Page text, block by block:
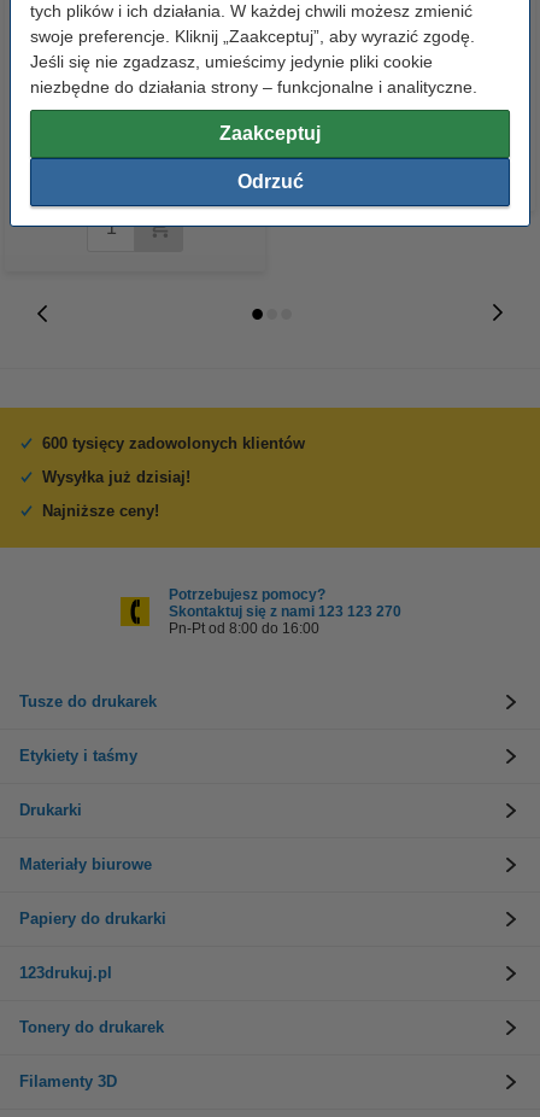
tych plików i ich działania. W każdej chwili możesz zmienić
swoje preferencje. Kliknij „Zaakceptuj”, aby wyrazić zgodę.
Jeśli się nie zgadzasz, umieścimy jedynie pliki cookie
niezbędne do działania strony – funkcjonalne i analityczne.
Zaakceptuj
Odrzuć
Lexmark 14L0174E (Nr 210XL)
tusz czarny, zwiększona
289,00 zł z VAT
Lexmark 14L0175E (Nr 210XL)
tusz niebieski, zwiększona
600 tysięcy zadowolonych klientów
Wysyłka już dzisiaj!
Najniższe ceny!
Potrzebujesz pomocy?
Skontaktuj się z nami 123 123 270
Pn-Pt od 8:00 do 16:00
Tusze do drukarek
Etykiety i taśmy
Drukarki
Materiały biurowe
Papiery do drukarki
123drukuj.pl
Tonery do drukarek
Filamenty 3D